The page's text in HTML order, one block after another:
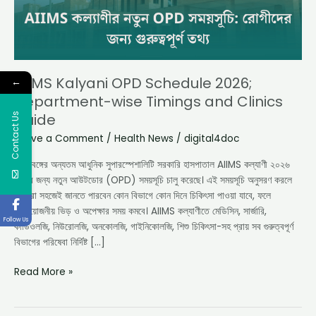
AIIMS Kalyani OPD Schedule 2026;
Department-wise Timings and Clinics
Guide
Leave a Comment / Health News / digital4doc
পশ্চিমবঙ্গের অন্যতম আধুনিক সুপারস্পেশালিটি সরকারি হাসপাতাল AIIMS কল্যাণী ২০২৬
সালের জন্য নতুন আউটডোর (OPD) সময়সূচি চালু করেছে। এই সময়সূচি অনুসরণ করলে
রোগীরা সহজেই জানতে পারবেন কোন বিভাগে কোন দিনে চিকিৎসা পাওয়া যাবে, ফলে
অপ্রয়োজনীয় ভিড় ও অপেক্ষার সময় কমবে। AIIMS কল্যাণীতে মেডিসিন, সার্জারি,
কার্ডিওলজি, নিউরোলজি, অনকোলজি, গাইনিকোলজি, শিশু চিকিৎসা-সহ প্রায় সব গুরুত্বপূর্ণ
বিভাগের পরিষেবা নির্দিষ্ট […]
and
Clinics
Read More »
←
Contact Us
Follow Us